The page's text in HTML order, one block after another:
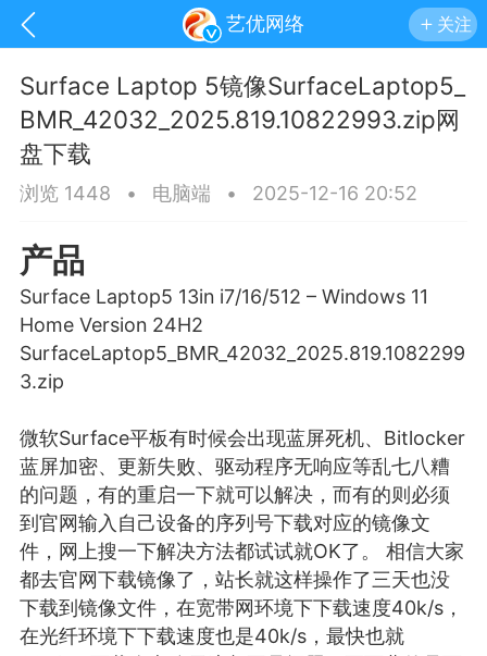
艺优网络 关注
游戏 兴趣 美图
问答 闲谈 官方
Surface Laptop 5镜像SurfaceLaptop5_
BMR_42032_2025.819.10822993.zip网
盘下载
浏览 1448 • 电脑端 • 2025-12-16 20:52
产品
Surface Laptop5 13in i7/16/512 – Windows 11
Home Version 24H2
SurfaceLaptop5_BMR_42032_2025.819.1082299
3.zip
微软Surface平板有时候会出现蓝屏死机、Bitlocker
蓝屏加密、更新失败、驱动程序无响应等乱七八糟
的问题，有的重启一下就可以解决，而有的则必须
到官网输入自己设备的序列号下载对应的镜像文
件，网上搜一下解决方法都试试就OK了。 相信大家
都去官网下载镜像了，站长就这样操作了三天也没
下载到镜像文件，在宽带网环境下下载速度40k/s，
在光纤环境下下载速度也是40k/s，最快也就